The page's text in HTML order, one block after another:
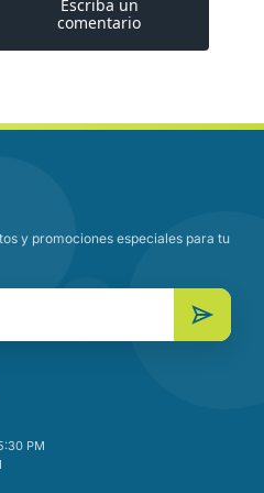
de niacina, D-
B2), clorhidrato
B12, ácido fólico,
(máx.) 3.0 mg/kg.
y promociones especiales para tu
PM